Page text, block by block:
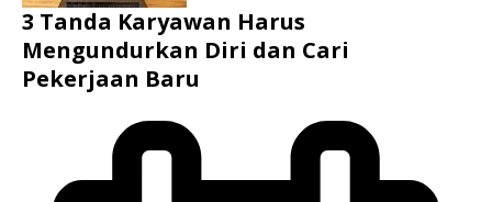
3 Tanda Karyawan Harus
Mengundurkan Diri dan Cari
Pekerjaan Baru